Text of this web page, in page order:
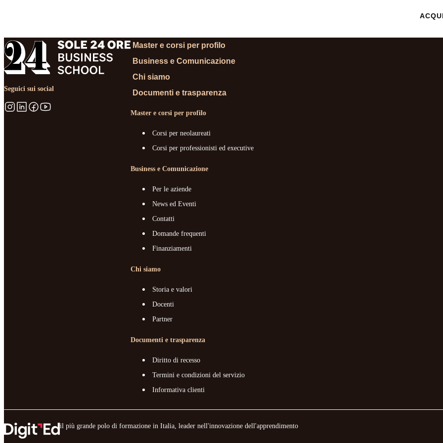
Seguici sui social
Master e corsi per profilo
Business e Comunicazione
Chi siamo
Documenti e trasparenza
Master e corsi per profilo
Corsi per neolaureati
Corsi per professionisti ed executive
Business e Comunicazione
Per le aziende
News ed Eventi
Contatti
Domande frequenti
Finanziamenti
Chi siamo
Storia e valori
Docenti
Partner
Documenti e trasparenza
Diritto di recesso
Termini e condizioni del servizio
Informativa clienti
il più grande polo di formazione in Italia, leader nell'innovazione dell'apprendimento